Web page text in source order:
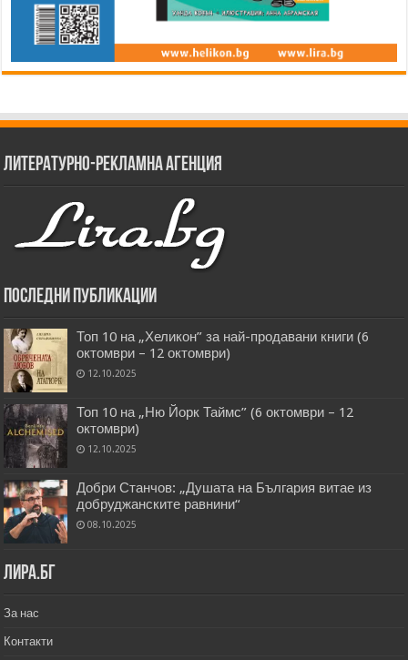
Литературно-рекламна агенция
Последни публикации
Топ 10 на „Хеликон” за най-продавани книги (6
октомври – 12 октомври)
12.10.2025
Топ 10 на „Ню Йорк Таймс” (6 октомври – 12
октомври)
12.10.2025
Добри Станчов: „Душата на България витае из
добруджанските равнини“
08.10.2025
Лира.бг
За нас
Контакти